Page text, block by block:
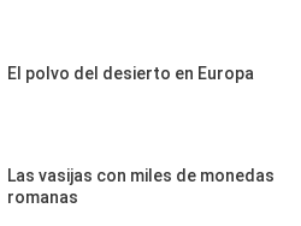
El polvo del desierto en Europa
Las vasijas con miles de monedas
romanas